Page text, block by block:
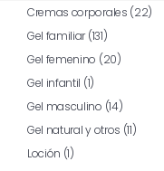
Cremas corporales (22)
Gel familiar (131)
Gel femenino (20)
Gel infantil (1)
Gel masculino (14)
Gel natural y otros (11)
Loción (1)